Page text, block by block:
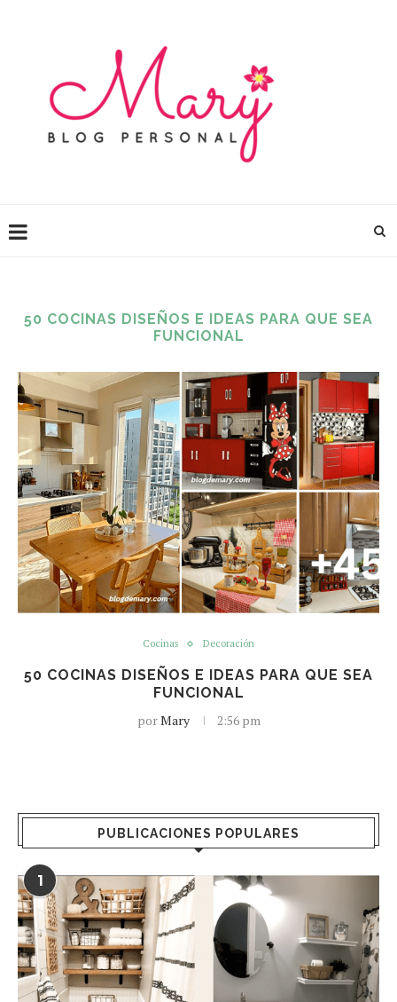
50 COCINAS DISEÑOS E IDEAS PARA QUE SEA
FUNCIONAL
Cocinas Decoración
50 COCINAS DISEÑOS E IDEAS PARA QUE SEA
FUNCIONAL
porMary 2:56 pm
PUBLICACIONES POPULARES
1